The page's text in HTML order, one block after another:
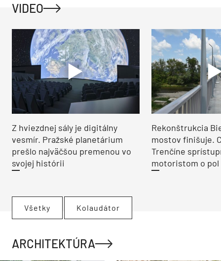
VIDEO
Z hviezdnej sály je digitálny
vesmír. Pražské planetárium
prešlo najväčšou premenou vo
svojej histórii
Rekonštrukcia
mostov finišuje.
Trenčíne
motoristom o pol
Všetky Kolaudátor
ARCHITEKTÚRA